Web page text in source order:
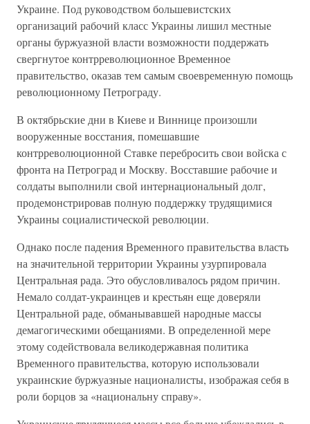
Украине. Под руководством большевистских
организаций рабочий класс Украины лишил местные
органы буржуазной власти возможности поддержать
свергнутое контрреволюционное Временное
правительство, оказав тем самым своевременную помощь
революционному Петрограду.
В октябрьские дни в Киеве и Виннице произошли
вооруженные восстания, помешавшие
контрреволюционной Ставке перебросить свои войска с
фронта на Петроград и Москву. Восставшие рабочие и
солдаты выполнили свой интернациональный долг,
продемонстрировав полную поддержку трудящимися
Украины социалистической революции.
Однако после падения Временного правительства власть
на значительной территории Украины узурпировала
Центральная рада. Это обусловливалось рядом причин.
Немало солдат-украинцев и крестьян еще доверяли
Центральной раде, обманывавшей народные массы
демагогическими обещаниями. В определенной мере
этому содействовала великодержавная политика
Временного правительства, которую использовали
украинские буржуазные националисты, изображая себя в
роли борцов за «национальну справу».